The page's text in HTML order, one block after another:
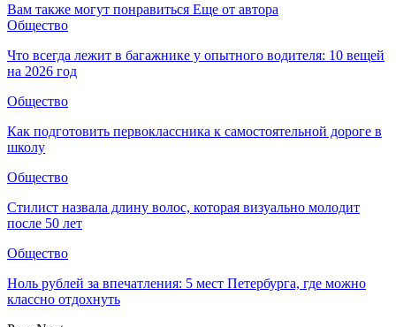
Вам также могут понравиться Еще от автора
Общество
Что всегда лежит в багажнике у опытного водителя: 10 вещей
на 2026 год
Общество
Как подготовить первоклассника к самостоятельной дороге в
школу
Общество
Стилист назвала длину волос, которая визуально молодит
после 50 лет
Общество
Ноль рублей за впечатления: 5 мест Петербурга, где можно
классно отдохнуть